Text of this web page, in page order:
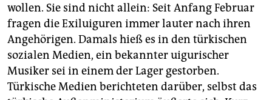
wollen. Sie sind nicht allein: Seit Anfang Februar
fragen die Exiluiguren immer lauter nach ihren
Angehörigen. Damals hieß es in den türkischen
sozialen Medien, ein bekannter uigurischer
Musiker sei in einem der Lager gestorben.
Türkische Medien berichteten darüber, selbst das